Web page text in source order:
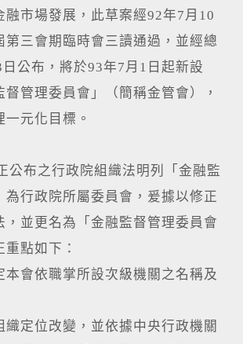
融市場發展，此草案經92年7月10
第三會期臨時會三讀通過，並經總
公布，將於93年7月1日起新設
督管理委員會」（簡稱金管會），
元化目標。
公布之行政院組織法明列「金融監
為行政院所屬委員會，爰據以修正
，並更名為「金融監督管理委員會
點如下：
本會依職掌所設次級機關之名稱及
織定位改變，並依據中央行政機關